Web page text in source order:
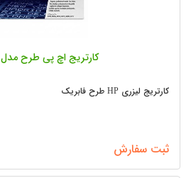
کارتریج اچ پی طرح مدل HP 85A
کارتریج لیزری HP طرح فابریک
ثبت سفارش